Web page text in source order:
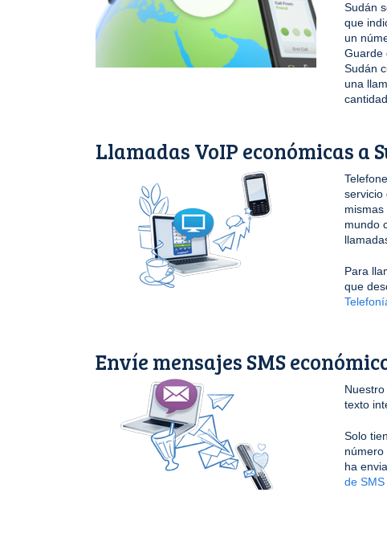
Sudán
que
un
Guarde
Sudán
una
Llamadas VoIP económicas a
servicio
mundo
Para
que
Envíe mensajes SMS
texto
Solo
número
ha
de